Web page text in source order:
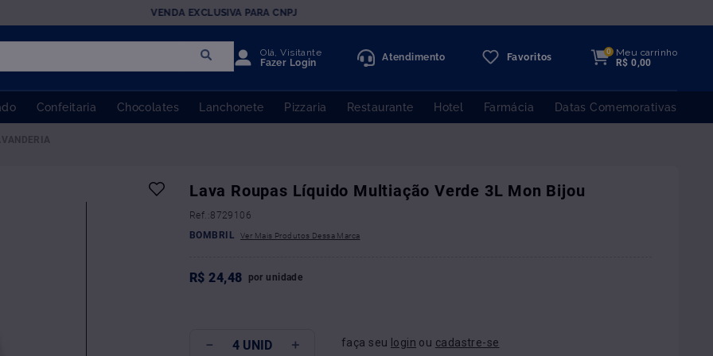
VENDA EXCLUSIVA PARA CNPJ
Olá, Visitante
Fazer Login
Atendimento Favoritos
0
Meu carrinho
R$ 0,00
Confeitaria Chocolates Lanchonete Pizzaria Restaurante Hotel Farmácia Datas Comemorativas
Lava Roupas Líquido Multiação Verde 3L Mon Bijou
:8729106
BOMBRIL
R$ 24,48 por unidade
＋
－ faça seu login ou cadastre-se